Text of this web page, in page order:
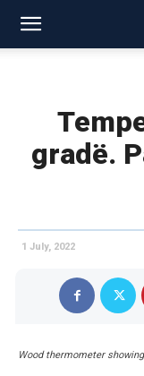
gradë.
1 July, 2022
Wood thermometer